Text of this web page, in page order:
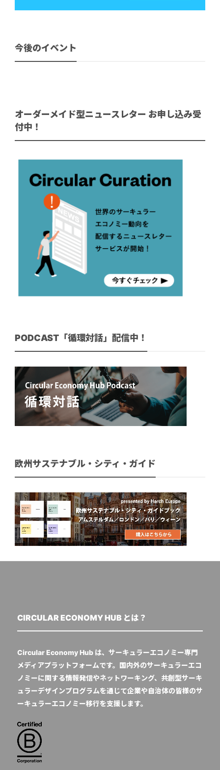
今後のイベント
オーダーメイド型ニュースレター お申し込み受
付中！
PODCAST「循環対話」配信中！
欧州サステナブル・シティ・ガイド
CIRCULAR ECONOMY HUB とは？
Circular Economy Hub は、サーキュラーエコノミー専門
メディアプラットフォームです。国内外のサーキュラーエコ
ノミーに関する情報発信やネットワーキング、共創型サーキ
ュラーデザインプログラムを通じて企業や自治体の皆様のサ
ーキュラーエコノミー移行を支援します。